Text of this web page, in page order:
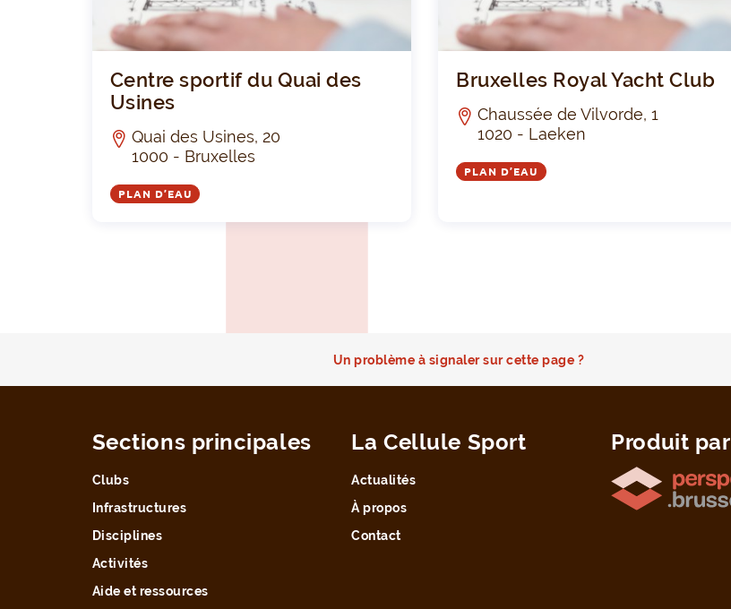
Centre sportif du Quai des
Usines
Quai des Usines, 20
1000 - Bruxelles
PLAN D’EAU
Bruxelles Royal Yacht Club
Chaussée de Vilvorde, 1
1020 - Laeken
PLAN D’EAU
Un problème à signaler sur cette page ?
Sections principales
Clubs
Infrastructures
Disciplines
Activités
Aide et ressources
La Cellule Sport
Actualités
À propos
Contact
Produit par